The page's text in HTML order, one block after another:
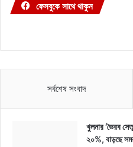
ফেসবুকে সাথে থাকুন
সর্বশেষ সংবাদ
খুলনার ‘ভৈরব
২০%, বাড়ছে